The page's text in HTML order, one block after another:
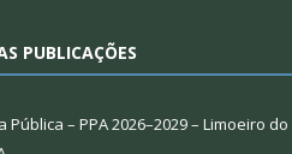
PUBLICAÇÕES
Pública – PPA 2026–2029 – Limoeiro do